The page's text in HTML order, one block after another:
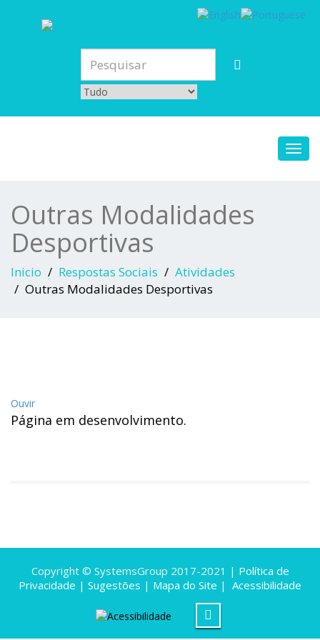
Outras Modalidades
Desportivas
Inicio Respostas Sociais
Atividades
Outras Modalidades Desportivas
Ouvir
Página em desenvolvimento.
Copyright © SystemsGroup 2017-2021 | Política de
Privacidade | Sugestões | Mapa do Site | Acessibilidade